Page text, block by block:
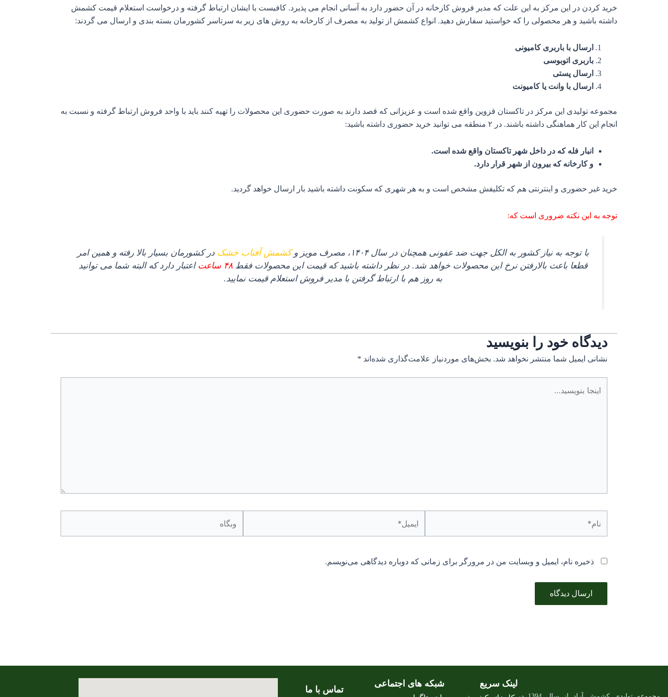
خرید کردن در این مرکز به این علت که مدیر فروش کارخانه در آن حضور دارد به آسانی انجام می پذیرد. کافیست با ایشان ارتباط گرفته و درخواست استعلام قیمت کشمش
داشته باشید و هر محصولی را که خواستید سفارش دهید. انواع کشمش از تولید به مصرف از کارخانه به روش های زیر به سرتاسر کشورمان بسته بندی و ارسال می گردند:
ارسال با باربری کامیونی
باربری اتوبوسی
ارسال پستی
ارسال با وانت یا کامیونت
مجموعه تولیدی این مرکز در تاکستان قزوین واقع شده است و عزیزانی که قصد دارند به صورت حضوری این محصولات را تهیه کنند باید با واحد فروش ارتباط گرفته و نسبت به
انجام این کار هماهنگی داشته باشند. در ۲ منطقه می توانید خرید حضوری داشته باشید:
انبار فله که در داخل شهر تاکستان واقع شده است.
و کارخانه که بیرون از شهر قرار دارد.
خرید غیر حضوری و اینترنتی هم که تکلیفش مشخص است و به هر شهری که سکونت داشته باشید بار ارسال خواهد گردید.
توجه به این نکته ضروری است که:
با توجه به نیاز کشور به الکل جهت ضد عفونی همچنان در سال ۱۴۰۴، مصرف مویز و کشمش آفتاب خشک در کشورمان بسیار بالا رفته و همین امر
قطعا باعث بالارفتن نرخ این محصولات خواهد شد. در نظر داشته باشید که قیمت این محصولات فقط۴۸ ساعت
اعتبار دارد که البته شما می توانید
به روز هم با ارتباط گرفتن با مدیر فروش استعلام قیمت نمایید.
دیدگاه‌ خود را بنویسید
نشانی ایمیل شما منتشر نخواهد شد. بخش‌های موردنیاز علامت‌گذاری شده‌اند *
بنویسید…
ذخیره نام، ایمیل و وبسایت من در مرورگر برای زمانی که دوباره دیدگاهی می‌نویسم.
لینک سریع شبکه های اجتماعی
تماس با ما